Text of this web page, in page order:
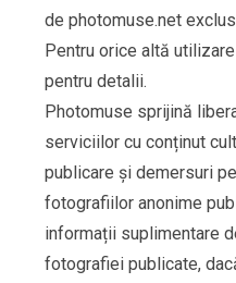
de photomuse.net
Pentru orice altă
pentru detalii.
Photomuse sprijină
serviciilor cu conținut
publicare și demersuri
fotografiilor anonime
informații suplimentare
fotografiei publicate,